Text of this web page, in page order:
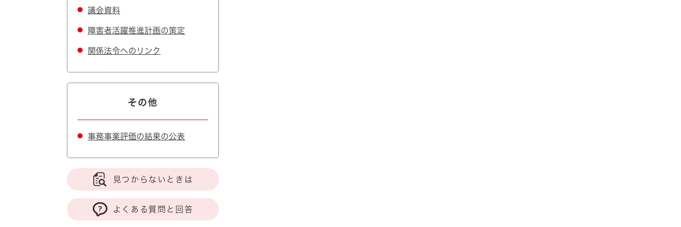
議会資料
障害者活躍推進計画の策定
関係法令へのリンク
その他
事務事業評価の結果の公表
見つからないときは
よくある質問と回答